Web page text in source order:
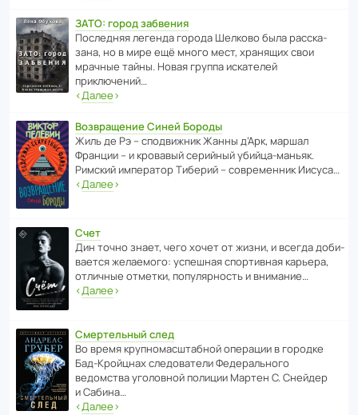
ЗАТО: город забвения
После­дняя легенда города Шелково была расска­
зана, но в мире ещё много мест, хранящих свои
мрачные тайны. Новая группа иска­телей
приключений…
‹Далее›
Возвращение Синей Бороды
Жиль де Рэ – спод­ви­жник Жанны д’Арк, маршал
Франции – и кровавый серийный убийца-маньяк.
Римский импе­ратор Тиберий – совре­менник Иисуса…
‹Далее›
Счет
Дин точно знает, чего хочет от жизни, и всегда доби­
ва­ется жела­е­мого: успе­шная спор­ти­вная карьера,
отли­чные отметки, попу­ля­р­ность и внимание…
‹Далее›
Смертельный след
Во время круп­но­мас­ш­та­бной операции в городке
Бад‑Крой­цнах следо­ва­тели Феде­раль­ного
ведомства уголо­вной полиции Мартен С. Снейдер
и Сабина…
‹Далее›